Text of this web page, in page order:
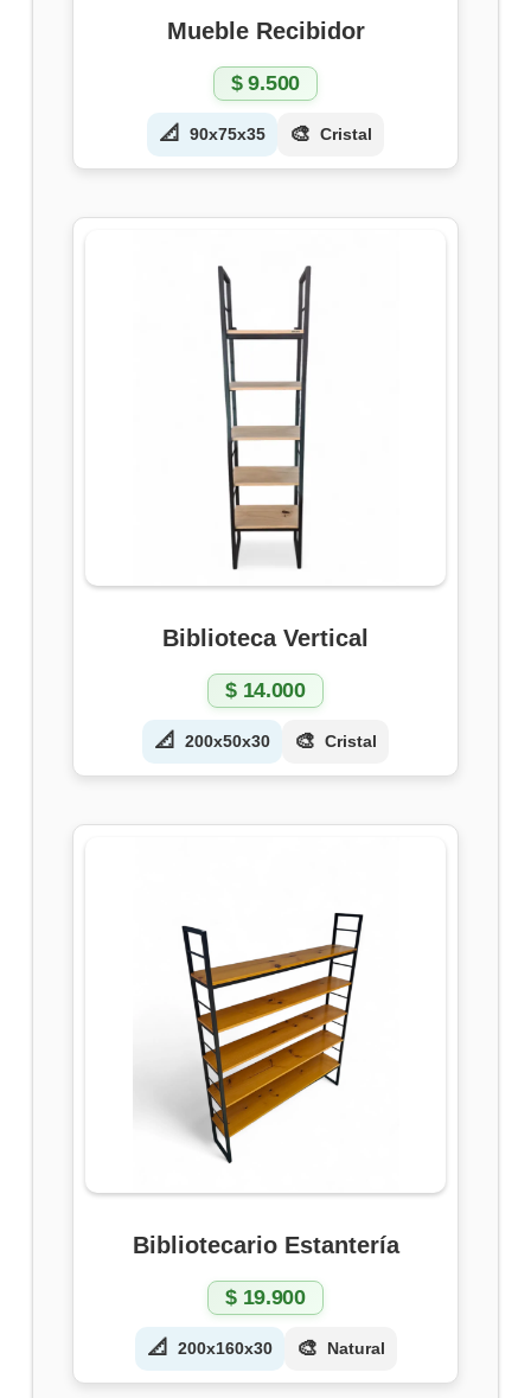
Mueble Recibidor
📐 90x75x35 🎨 Cristal
$9.500
Biblioteca Vertical
📐 200x50x30 🎨 Cristal
$14.000
Bibliotecario Estantería
📐 200x160x30 🎨 Natural
$19.900